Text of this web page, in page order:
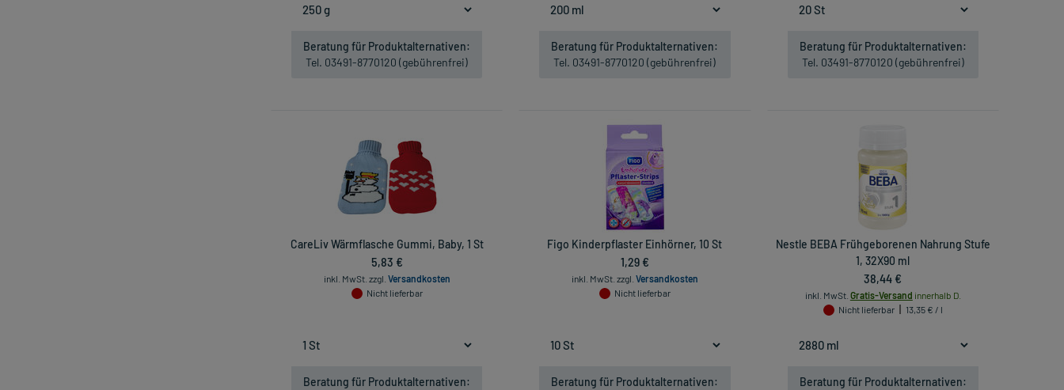
Beratung für Produktalternativen:
Tel. 03491-8770120 (gebührenfrei)
Beratung für Produktalternativen:
Tel. 03491-8770120 (gebührenfrei)
Beratung für Produktalternativen:
Tel. 03491-8770120 (gebührenfrei)
CareLiv Wärmflasche Gummi, Baby, 1 St
5,83 €
inkl. MwSt. zzgl. Versandkosten
Nicht lieferbar
Beratung für Produktalternativen:
Figo Kinderpflaster Einhörner, 10 St
1,29 €
inkl. MwSt. zzgl. Versandkosten
Nicht lieferbar
Beratung für Produktalternativen:
Nestle BEBA Frühgeborenen Nahrung Stufe
1, 32X90 ml
38,44 €
inkl. MwSt. Gratis-Versand innerhalb D.
Nicht lieferbar
13,35 € / l
Beratung für Produktalternativen: